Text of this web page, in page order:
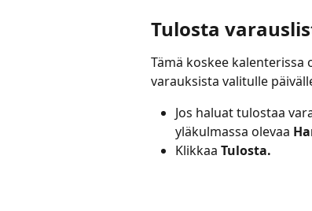
Tulosta
Tämä koskee
varauksista valitulle
Jos haluat tulostaa
yläkulmassa olevaa
Klikkaa Tulosta.